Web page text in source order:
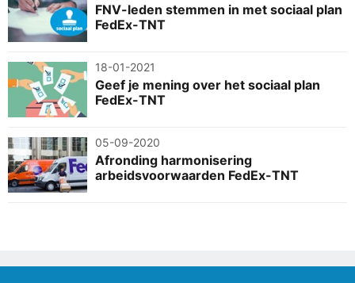
FNV-leden stemmen in met sociaal plan
FedEx-TNT
18-01-2021
Geef je mening over het sociaal plan
FedEx-TNT
05-09-2020
Afronding harmonisering
arbeidsvoorwaarden FedEx-TNT